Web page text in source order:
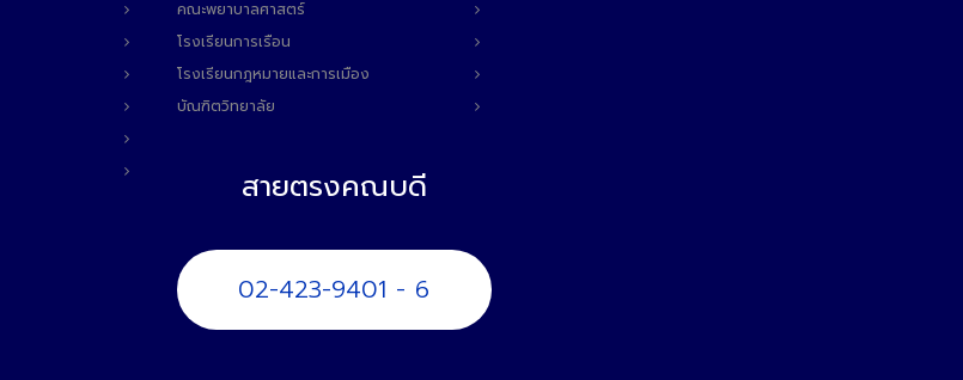
คณะพยาบาลศาสตร์
โรงเรียนการเรือน
โรงเรียนกฎหมายและการเมือง
บัณฑิตวิทยาลัย
สายตรงคณบดี
02-423-9401 - 6